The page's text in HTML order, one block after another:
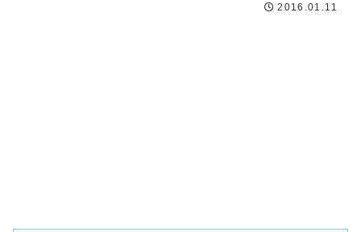
2016.01.11